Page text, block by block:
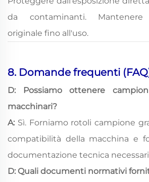
da contaminanti. Mantenere
originale fino all'uso.
8. Domande frequenti
D: Possiamo ottenere
macchinari?
A: Sì. Forniamo rotoli campione
compatibilità della macchina e
documentazione tecnica
D: Quali documenti normativi